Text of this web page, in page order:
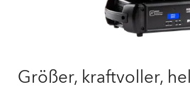
Größer, kraftvoller,